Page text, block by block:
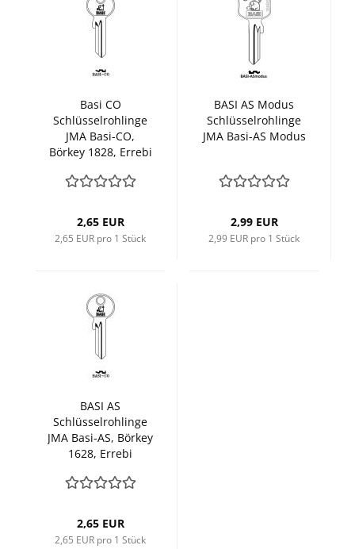
Basi CO
Schlüsselrohlinge
JMA Basi-CO,
Börkey 1828, Errebi
2,65 EUR
2,65 EUR pro 1 Stück
BASI AS Modus
Schlüsselrohlinge
JMA Basi-AS Modus
2,99 EUR
2,99 EUR pro 1 Stück
BASI AS
Schlüsselrohlinge
JMA Basi-AS, Börkey
1628, Errebi
2,65 EUR
2,65 EUR pro 1 Stück